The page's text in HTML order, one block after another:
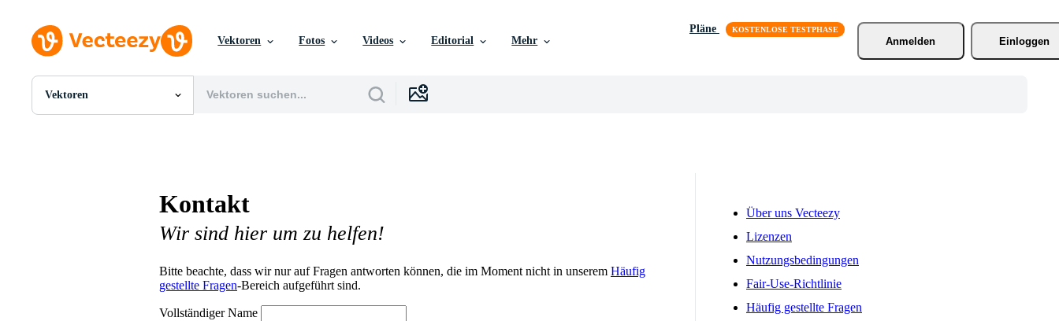
Vektoren Fotos Videos Editorial Mehr
Pläne
Anmelden
Einloggen
Vektoren
Alle Bilder
Redaktionelle Ereignisse
Kontakt
Wir sind hier um zu helfen!
Bitte beachte, dass wir nur auf Fragen antworten können, die im Moment nicht in unserem Häufig
gestellte Fragen-Bereich aufgeführt sind.
Vollständiger Name
Über uns Vecteezy
Lizenzen
Nutzungsbedingungen
Fair-Use-Richtlinie
Häufig gestellte Fragen